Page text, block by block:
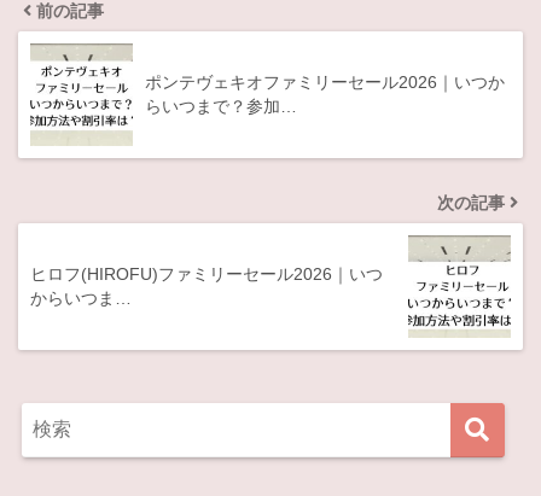
前の記事
ポンテヴェキオファミリーセール2026｜いつか
らいつまで？参加…
次の記事
ヒロフ(HIROFU)ファミリーセール2026｜いつ
からいつま…